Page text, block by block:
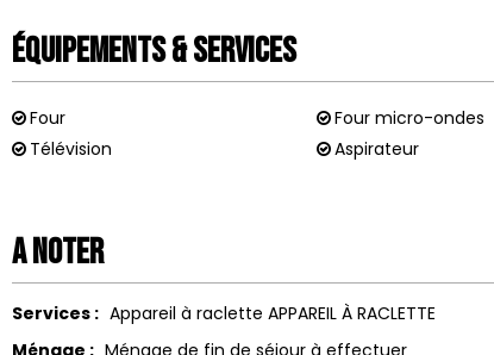
Équipements & Services
Four Four micro-ondes
Télévision
Aspirateur
A noter
Services : Appareil à raclette APPAREIL À RACLETTE
Ménage : Ménage de fin de séjour à effectuer